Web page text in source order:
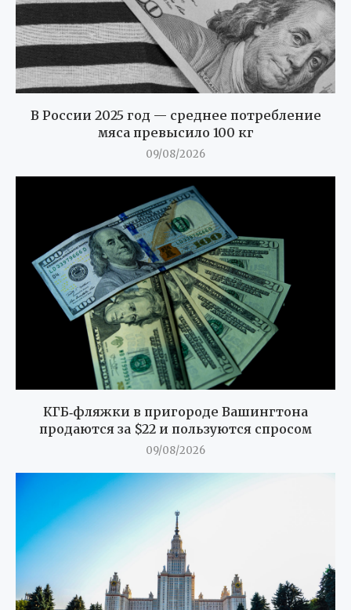
В России 2025 год — среднее потребление
мяса превысило 100 кг
09/08/2026
КГБ‑фляжки в пригороде Вашингтона
продаются за $22 и пользуются спросом
09/08/2026